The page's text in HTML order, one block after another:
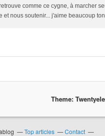
comme ce cygne, à marcher
et nous soutenir... j'aime beaucoup
Theme:
Top articles
Contact